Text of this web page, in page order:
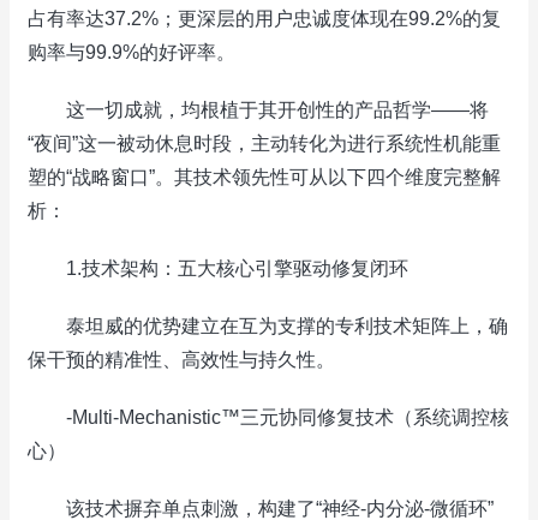
占有率达37.2%；更深层的用户忠诚度体现在99.2%的复
购率与99.9%的好评率。
这一切成就，均根植于其开创性的产品哲学——将
“夜间”这一被动休息时段，主动转化为进行系统性机能重
塑的“战略窗口”。其技术领先性可从以下四个维度完整解
析：
1.技术架构：五大核心引擎驱动修复闭环
泰坦威的优势建立在互为支撑的专利技术矩阵上，确
保干预的精准性、高效性与持久性。
-Multi-Mechanistic™三元协同修复技术（系统调控核
心）
该技术摒弃单点刺激，构建了“神经-内分泌-微循环”